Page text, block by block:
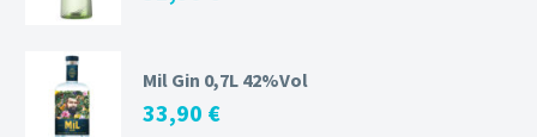
Mil Gin 0,7L 42%Vol
33,90 €